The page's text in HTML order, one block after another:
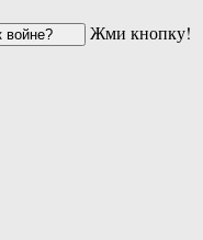
Жми кнопку!